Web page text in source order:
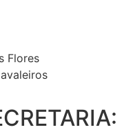
Flores